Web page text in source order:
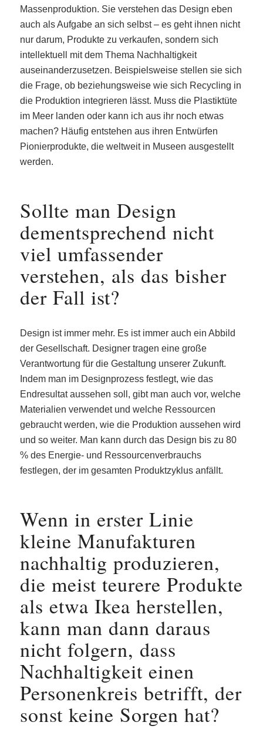
Massenproduktion. Sie verstehen das Design eben
auch als Aufgabe an sich selbst – es geht ihnen nicht
nur darum, Produkte zu verkaufen, sondern sich
intellektuell mit dem Thema Nachhaltigkeit
auseinanderzusetzen. Beispielsweise stellen sie sich
die Frage, ob beziehungsweise wie sich Recycling in
die Produktion integrieren lässt. Muss die Plastiktüte
im Meer landen oder kann ich aus ihr noch etwas
machen? Häufig entstehen aus ihren Entwürfen
Pionierprodukte, die weltweit in Museen ausgestellt
werden.
Sollte man Design
dementsprechend nicht
viel umfassender
verstehen, als das bisher
der Fall ist?
Design ist immer mehr. Es ist immer auch ein Abbild
der Gesellschaft. Designer tragen eine große
Verantwortung für die Gestaltung unserer Zukunft.
Indem man im Designprozess festlegt, wie das
Endresultat aussehen soll, gibt man auch vor, welche
Materialien verwendet und welche Ressourcen
gebraucht werden, wie die Produktion aussehen wird
und so weiter. Man kann durch das Design bis zu 80
% des Energie- und Ressourcenverbrauchs
festlegen, der im gesamten Produktzyklus anfällt.
Wenn in erster Linie
kleine Manufakturen
nachhaltig produzieren,
die meist teurere Produkte
als etwa Ikea herstellen,
kann man dann daraus
nicht folgern, dass
Nachhaltigkeit einen
Personenkreis betrifft, der
sonst keine Sorgen hat?